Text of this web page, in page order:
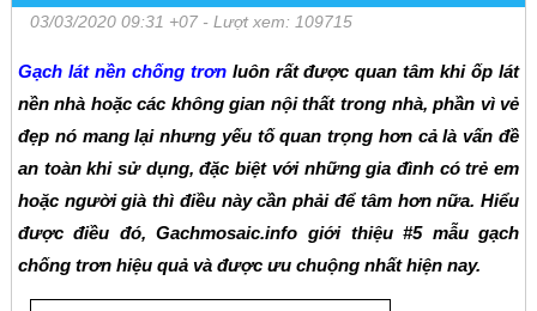
03/03/2020 09:31 +07 - Lượt xem: 109715
Gạch lát nền chống trơnluôn rất được quan tâm khi ốp lát
nền nhà hoặc các không gian nội thất trong nhà, phần vì vẻ
đẹp nó mang lại nhưng yếu tố quan trọng hơn cả là vấn đề
an toàn khi sử dụng, đặc biệt với những gia đình có trẻ em
hoặc người già thì điều này cần phải để tâm hơn nữa. Hiểu
được điều đó, Gachmosaic.info giới thiệu #5 mẫu gạch
chống trơn hiệu quả và được ưu chuộng nhất hiện nay.